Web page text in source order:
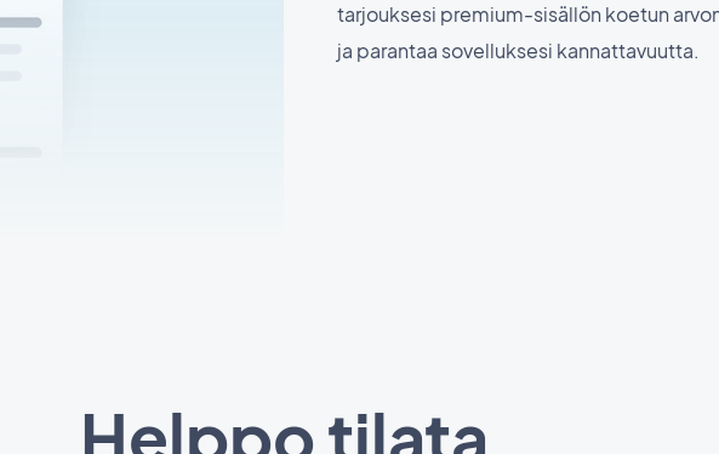
tarjouksesi premium-sisällön koetun
ja parantaa sovelluksesi kannattavuutta.
Helppo tilata